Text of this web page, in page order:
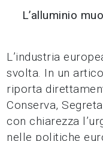
L’alluminio
L’industria
svolta. In un
riporta
Conserva,
con chiarezza
nelle politiche